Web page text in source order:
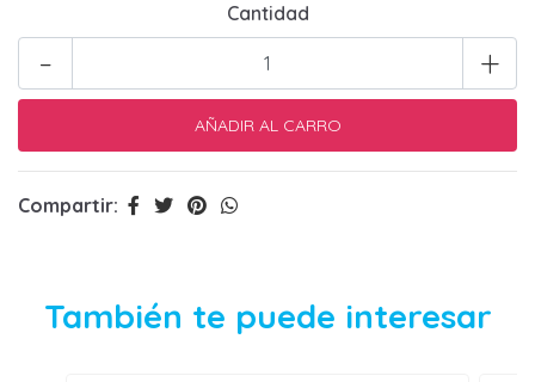
Cantidad
+
-
Compartir:
También te puede interesar